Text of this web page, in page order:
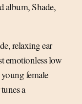
album, Shade,
relaxing ear
emotionless low
female
a